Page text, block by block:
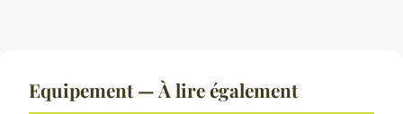
Equipement — À lire également